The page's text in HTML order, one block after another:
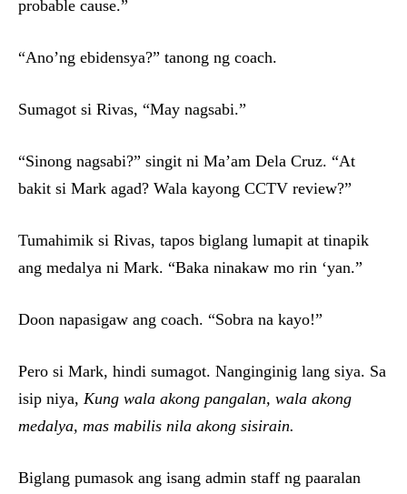
probable cause.”
“Ano’ng ebidensya?” tanong ng coach.
Sumagot si Rivas, “May nagsabi.”
“Sinong nagsabi?” singit ni Ma’am Dela Cruz. “At
bakit si Mark agad? Wala kayong CCTV review?”
Tumahimik si Rivas, tapos biglang lumapit at tinapik
ang medalya ni Mark. “Baka ninakaw mo rin ‘yan.”
Doon napasigaw ang coach. “Sobra na kayo!”
Pero si Mark, hindi sumagot. Nanginginig lang siya. Sa
isip niya, Kung wala akong pangalan, wala akong
medalya, mas mabilis nila akong sisirain.
Biglang pumasok ang isang admin staff ng paaralan